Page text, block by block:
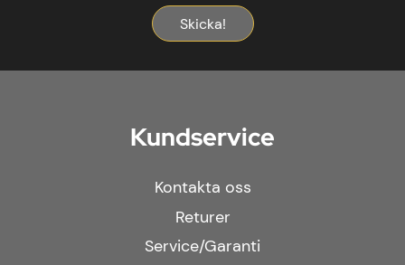
Skicka!
Kundservice
Kontakta oss
Returer
Service/Garanti